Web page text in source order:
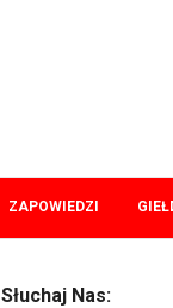
ZAPOWIEDZI
Słuchaj Nas: